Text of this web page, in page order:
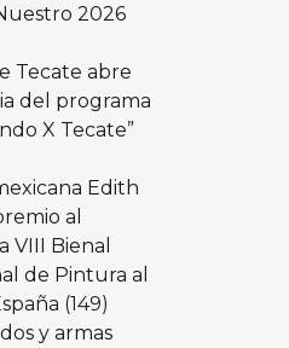
2026
Tecate abre
del programa
X Tecate”
Edith
al
VIII Bienal
de Pintura al
(149)
y armas